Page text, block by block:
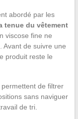
abordé par les
tenue du vêtement
viscose fine ne
Avant de suivre une
produit reste le
permettent de filtrer
sans naviguer
de tri.